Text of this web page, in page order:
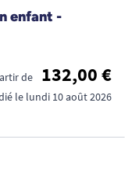
enfant -
de
132,00 €
le lundi 10 août 2026